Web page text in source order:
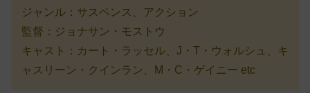
ジャンル：サスペンス、アクション
監督：ジョナサン・モストウ
キャスト：カート・ラッセル、J・T・ウォルシュ、キ
ャスリーン・クインラン、M・C・ゲイニー etc